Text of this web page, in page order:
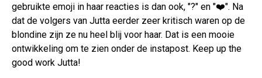
gebruikte emoji in haar reacties is dan ook, "?" en "❤️". Na
dat de volgers van Jutta eerder zeer kritisch waren op de
blondine zijn ze nu heel blij voor haar. Dat is een mooie
ontwikkeling om te zien onder de instapost. Keep up the
good work Jutta!